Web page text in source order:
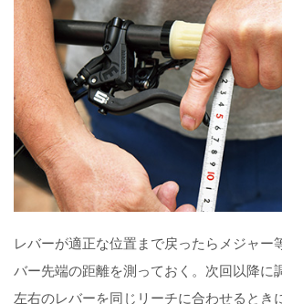
レバーが適正な位置まで戻ったらメジャー
バー先端の距離を測っておく。次回以降に
左右のレバーを同じリーチに合わせるとき